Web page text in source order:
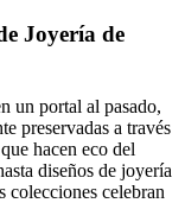
Joyería de
un portal al pasado,
preservadas a través
hacen eco del
diseños de joyería
colecciones celebran